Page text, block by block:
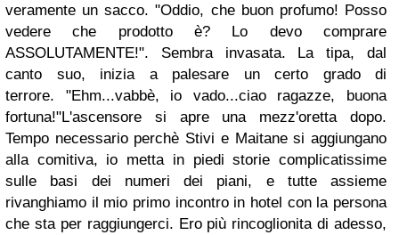
veramente un sacco. "Oddio, che buon profumo! Posso
vedere che prodotto è? Lo devo comprare
ASSOLUTAMENTE!". Sembra invasata. La tipa, dal
canto suo, inizia a palesare un certo grado di
terrore. "Ehm...vabbè, io vado...ciao ragazze, buona
fortuna!"L'ascensore si apre una mezz'oretta dopo.
Tempo necessario perchè Stivi e Maitane si aggiungano
alla comitiva, io metta in piedi storie complicatissime
sulle basi dei numeri dei piani, e tutte assieme
rivanghiamo il mio primo incontro in hotel con la persona
che sta per raggiungerci. Ero più rincoglionita di adesso,